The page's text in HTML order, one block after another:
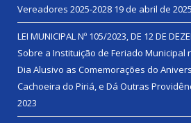
Vereadores 2025-2028 19 de abril de 2025
LEI MUNICIPAL Nº 105/2023, DE 12 DE
Sobre a Instituição de Feriado Municipal
Dia Alusivo as Comemorações do
Cachoeira do Piriá, e Dá Outras
2023